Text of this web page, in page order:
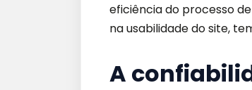
eficiência do processo
na usabilidade do site,
A